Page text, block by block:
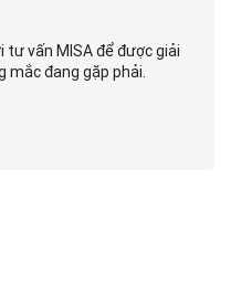
vấn MISA để được giải
mắc đang gặp phải.